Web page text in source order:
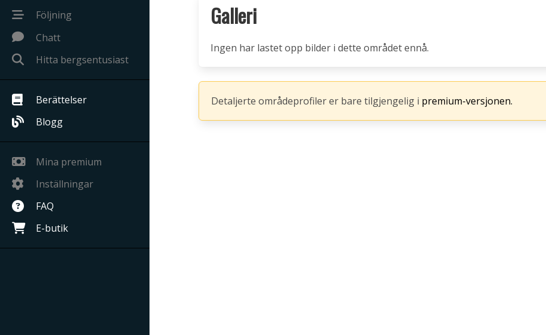
Följning
Chatt
Hitta bergsentusiast
Berättelser
Blogg
Mina premium
Inställningar
FAQ
E-butik
Galleri
Ingen har lastet opp bilder i dette området ennå.
Detaljerte områdeprofiler er bare tilgjengelig i premium-versjonen.